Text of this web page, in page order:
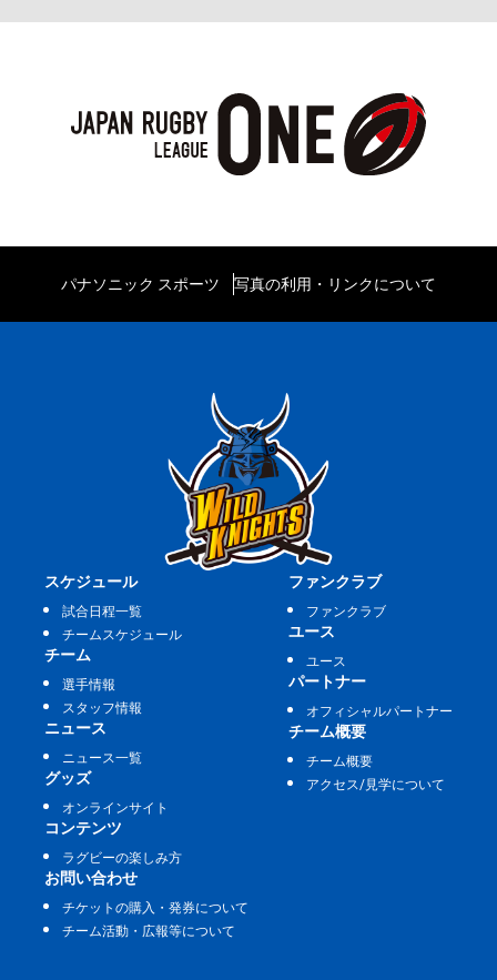
パナソニック スポーツ 写真の利用・リンクについて
スケジュール
試合日程一覧
チームスケジュール
チーム
選手情報
スタッフ情報
ニュース
ニュース一覧
グッズ
オンラインサイト
ファンクラブ
ファンクラブ
ユース
ユース
パートナー
オフィシャルパートナー
チーム概要
チーム概要
アクセス/見学について
コンテンツ
ラグビーの楽しみ方
お問い合わせ
チケットの購入・発券について
チーム活動・広報等について